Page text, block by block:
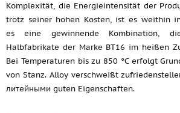
Komplexität, die Energieintensität der
trotz seiner hohen Kosten, ist es weithin
es eine gewinnende Kombination,
Halbfabrikate der Marke ВТ16 im heißen
Bei Temperaturen bis zu 850 °C erfolgt
von Stanz. Alloy verschweißt
литейными guten Eigenschaften.